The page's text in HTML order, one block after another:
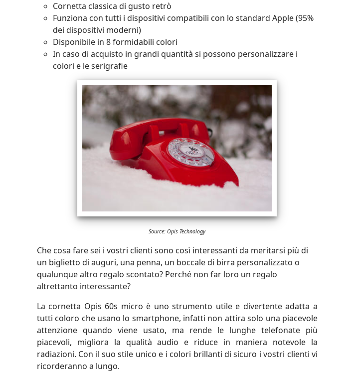
Cornetta classica di gusto retrò
Funziona con tutti i dispositivi compatibili con lo standard Apple (95%
dei dispositivi moderni)
Disponibile in 8 formidabili colori
In caso di acquisto in grandi quantità si possono personalizzare i
colori e le serigrafie
Source: Opis Technology
Che cosa fare sei i vostri clienti sono così interessanti da meritarsi più di
un biglietto di auguri, una penna, un boccale di birra personalizzato o
qualunque altro regalo scontato? Perché non far loro un regalo
altrettanto interessante?
La cornetta Opis 60s micro è uno strumento utile e divertente adatta a
tutti coloro che usano lo smartphone, infatti non attira solo una piacevole
attenzione quando viene usato, ma rende le lunghe telefonate più
piacevoli, migliora la qualità audio e riduce in maniera notevole la
radiazioni. Con il suo stile unico e i colori brillanti di sicuro i vostri clienti vi
ricorderanno a lungo.